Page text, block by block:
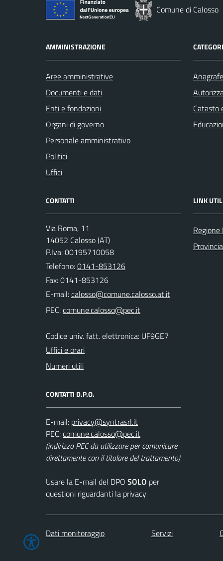
Comune di Calosso
AMMINISTRAZIONE
Aree amministrative
Documenti e dati
Enti e fondazioni
Organi di governo
Personale amministrativo
Politici
Uffici
Catasto
CONTATTI
Via Roma, 11
14052 Calosso (AT)
P.Iva: 00195710058
Telefono:0141-853126
Fax: 0141-853126
E-mail:
PEC:
Codice univ. fatt. elettronica: UF9GE7
Uffici e orari
Numeri utili
CONTATTI D.P.O.
E-mail:
PEC:
(indirizzo PEC da utilizzare per comunicare
direttamente con il titolare del trattamento)
Usare la E-mail del DPO SOLO per
questioni riguardanti la privacy
LINK
Dati monitoraggio Servizi